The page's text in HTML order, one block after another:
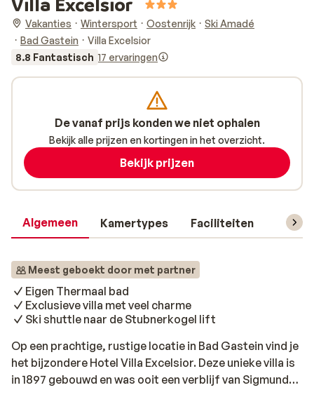
Vakanties Wintersport Oostenrijk
Ski Amadé
Bad Gastein
Villa Excelsior
8.8 Fantastisch 17 ervaringen
Algemeen Kamertypes Faciliteiten
Meest geboekt door met partner
Eigen Thermaal bad
Exclusieve villa met veel charme
Ski shuttle naar de Stubnerkogel lift
Op een prachtige, rustige locatie in Bad Gastein vind je
het bijzondere Hotel Villa Excelsior. Deze unieke villa is
in 1897 gebouwd en was ooit een verblijf van Sigmund
De vanaf prijs konden we niet ophalen
Bekijk alle prijzen en kortingen in het overzicht.
Bekijk prijzen